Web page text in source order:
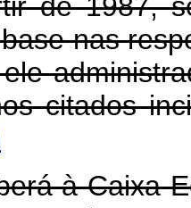
nas
citados
à Caixa